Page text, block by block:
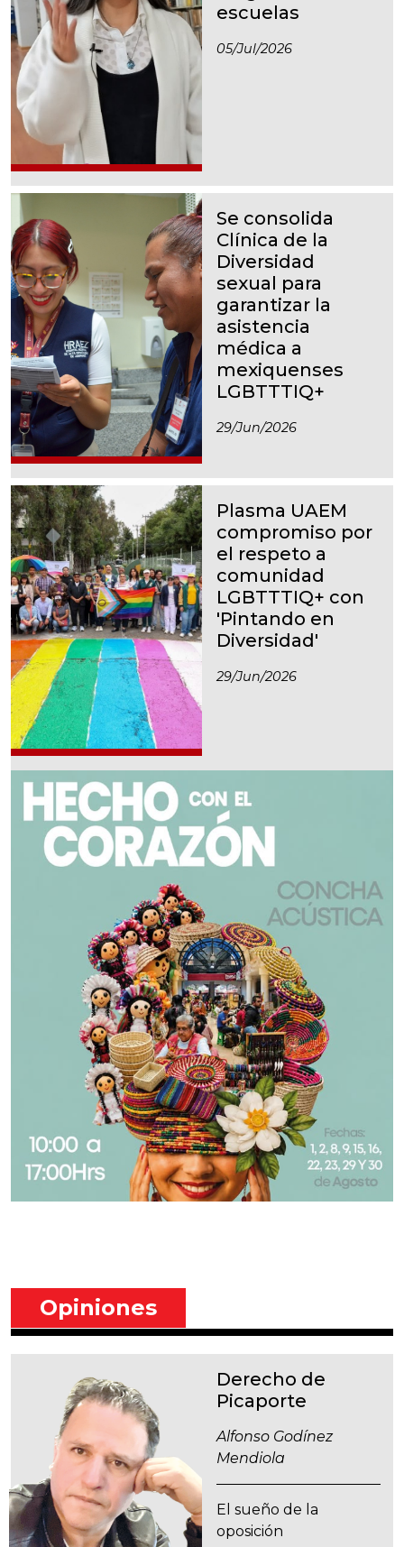
escuelas
05/jul/2026
Se consolida
Clínica de la
Diversidad
sexual para
garantizar la
asistencia
médica a
mexiquenses
LGBTTTIQ+
29/jun/2026
Plasma UAEM
compromiso por
el respeto a
comunidad
LGBTTTIQ+ con
'Pintando en
Diversidad'
29/jun/2026
Opiniones
Derecho de
Picaporte
Alfonso Godínez
Mendiola
El sueño de la
oposición